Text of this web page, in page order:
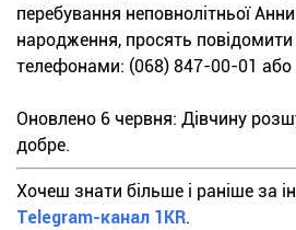
перебування неповнолітньої
народження, просять повідомити
телефонами: (068) 847-00-01 або
Оновлено 6 червня: Дівчину
добре.
Хочеш знати більше і раніше за
Telegram-канал 1KR.